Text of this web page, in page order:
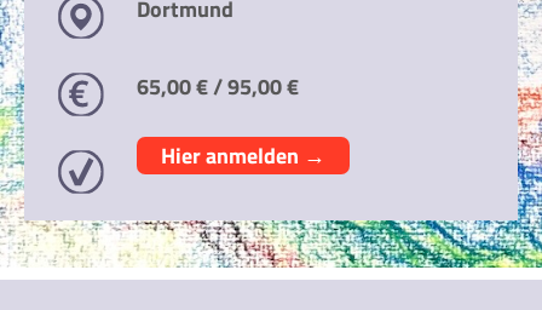
Dortmund
65,00 € / 95,00 €
Hier anmelden →